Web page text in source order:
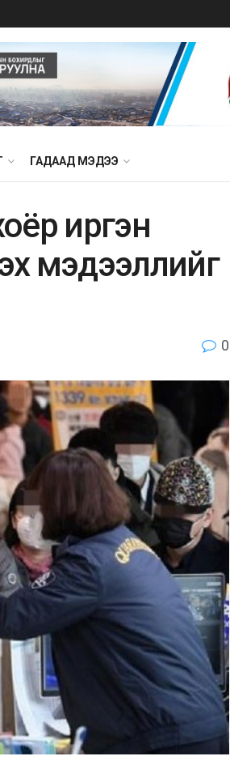
ГАДААД МЭДЭЭ
иргэн
мэдээллийг
0